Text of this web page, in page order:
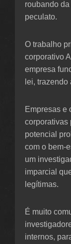
roubando
peculato.
O trabalho
corporativo
empresa
lei,
Empresas e
corporativas
potencial
com o bem-
um
imparcial
legítimas.
É muito
internos,